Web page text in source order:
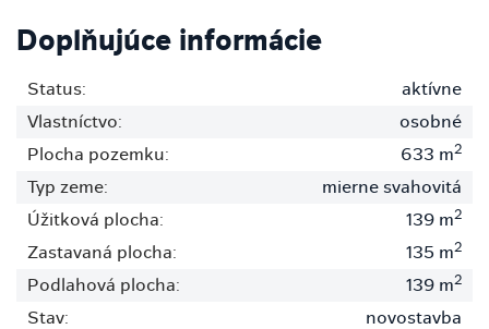
Doplňujúce informácie
Status:
aktívne
Vlastníctvo:
osobné
Plocha pozemku:
633 m2
Typ zeme:
mierne svahovitá
Úžitková plocha:
139 m2
Zastavaná plocha: 135 m2
Podlahová plocha: 139 m2
Stav:
novostavba